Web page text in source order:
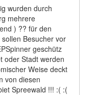
wurden durch
mehrere
) ?? für den
Besucher vor
geschütz
oder Stadt werden
Weise deckt
von diesen
Spreewald !!! :( :(